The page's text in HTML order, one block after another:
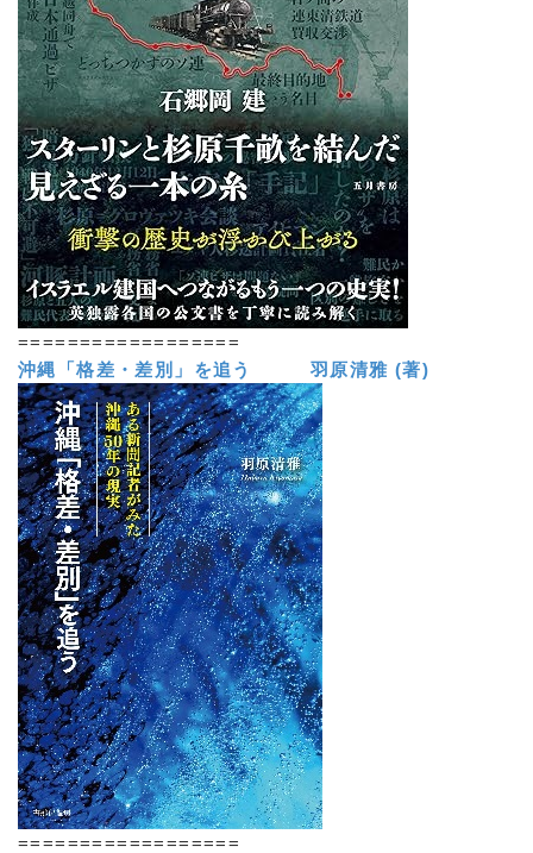
==================
沖縄「格差・差別」を追う 羽原清雅 (著)
==================